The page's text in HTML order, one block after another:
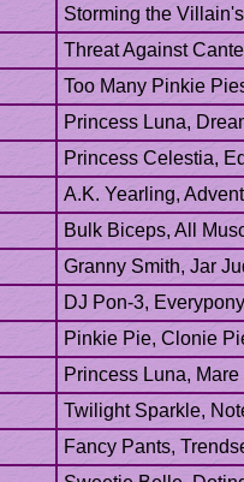
Princess Celestia,